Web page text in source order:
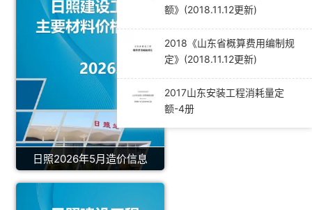
日照2026年5月造价信息
额》(2018.11.12更新)
2018《山东省概算费用编制规
定》(2018.11.12更新)
2017山东安装工程消耗量定
额-4册